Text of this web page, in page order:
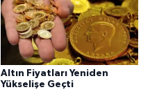
Altın Fiyatları Yeniden
Yükselişe Geçti